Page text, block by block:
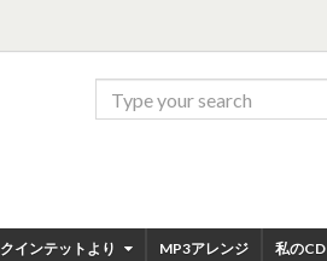
クインテットより MP3アレンジ 私のCD